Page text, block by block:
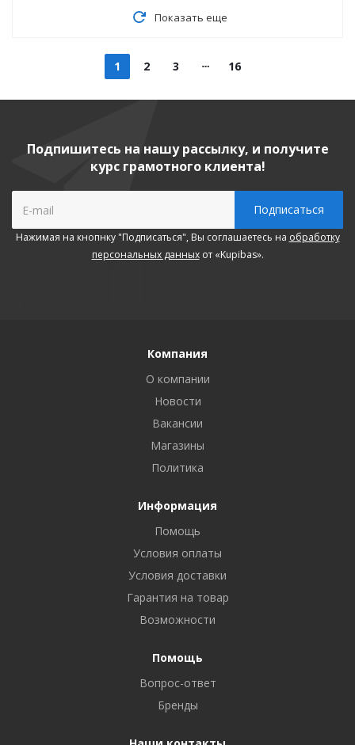
Показать еще
1 2 3 16
Подпишитесь на нашу рассылку, и получите
курс грамотного клиента!
Нажимая на кнопнку "Подписаться", Вы соглашаетесь на обработку
персональных данныхот «Kupibas».
Компания
О компании
Новости
Вакансии
Магазины
Политика
Информация
Помощь
Условия оплаты
Условия доставки
Гарантия на товар
Возможности
Помощь
Вопрос-ответ
Бренды